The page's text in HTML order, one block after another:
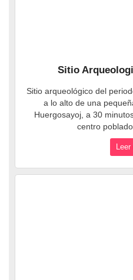
Sitio
Sitio arqueológico del
a lo alto de una
Huergosayoj, a 30
centro